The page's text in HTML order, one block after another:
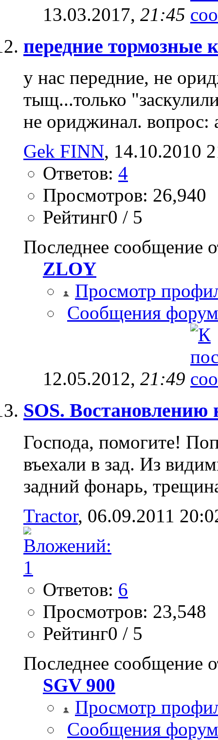
13.03.2017, 21:45
передние тормозные
у нас передние, не
тыщ...только
не ориджинал. вопрос:
Gek FINN‎, 14.10.2010
Ответов: 4
Просмотров: 26,940
Рейтинг0 / 5
Последнее сообщение
ZLOY
Просмотр
Сообщения
12.05.2012, 21:49
SOS. Востановлению
Господа, помогите!
въехали в зад. Из
задний фонарь,
Tractor‎, 06.09.2011
Ответов: 6
Просмотров: 23,548
Рейтинг0 / 5
Последнее сообщение
SGV 900
Просмотр
Сообщения